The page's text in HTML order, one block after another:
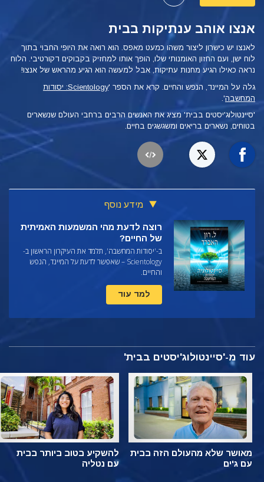
אנצו אוהב ענתיקות בבית
לאנצו יש כישרון ליצור משהו כמעט מאפס. הוא רואה את היופי החבוי בתוך
לוח ישן, ועם החזון האומנותי שלו, הופך אותו למחזיק בקבוקים דקורטיבי. הלוח
נראה כאילו הגיע מחנות עתיקות, אבל למעשה הוא הגיע מהראש של אנצו!
גלה על המיינד, הנפש והחיים. קרא את הספר '
Scientology: יסודות
המחשבה'.
'סיינטולוג'יסטים בבית' מציג את האנשים הרבים ברחבי העולם שנשארים
בטוחים, נשארים בריאים ומשגשגים בחיים.
מידע נוסף
רוצה לדעת מהי המשמעות האמיתית
של החיים?
ב-'יסודות המחשבה', תלמד את העיקרון הראשון ב-
Scientology – שאפשר לדעת על המיינד, הנפש
והחיים.
למד עוד
עוד מ-'סיינטולוג'יסטים בבית'
מאושר שלא מהעולם הזה בבית
עם ג'ים
להשקיע בטוב ביותר בבית
עם נטליה